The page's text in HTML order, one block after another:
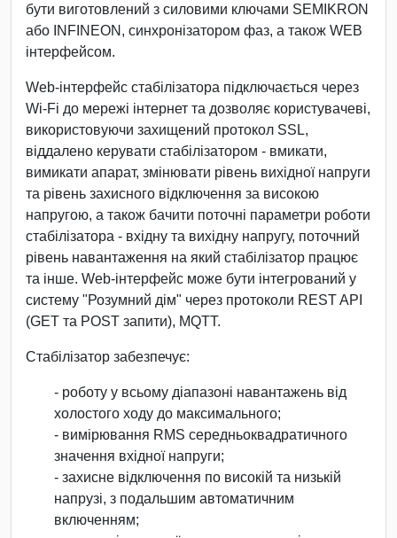
бути виготовлений з силовими ключами SEMIKRON
або INFINEON, синхронізатором фаз, а також WEB
інтерфейсом.
Web-інтерфейс стабілізатора підключається через
Wi-Fi до мережі інтернет та дозволяє користувачеві,
використовуючи захищений протокол SSL,
віддалено керувати стабілізатором - вмикати,
вимикати апарат, змінювати рівень вихідної напруги
та рівень захисного відключення за високою
напругою, а також бачити поточні параметри роботи
стабілізатора - вхідну та вихідну напругу, поточний
рівень навантаження на який стабілізатор працює
та інше. Web-інтерфейс може бути інтегрований у
систему "Розумний дім" через протоколи REST API
(GET та POST запити), MQTT.
Стабілізатор забезпечує:
- роботу у всьому діапазоні навантажень від
холостого ходу до максимального;
- вимірювання RMS середньоквадратичного
значення вхідної напруги;
- захисне відключення по високій та низькій
напрузі, з подальшим автоматичним
включенням;